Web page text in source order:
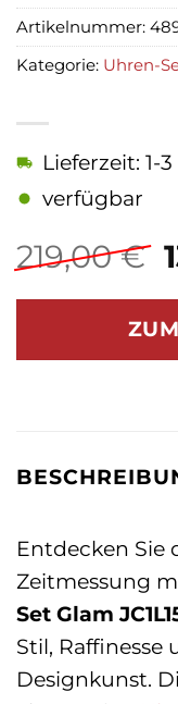
219,00€
Lieferzeit: 1-
verfügbar
Artikelnummer:
Kategorie: Uhren-
Entdecken Sie
Zeitmessung
Set Glam
Stil, Raffinesse
Designkunst.